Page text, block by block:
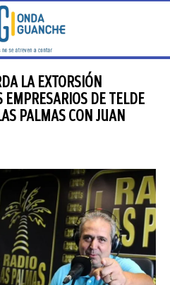
LA EXTORSIÓN
DE TELDE
PALMAS CON JUAN